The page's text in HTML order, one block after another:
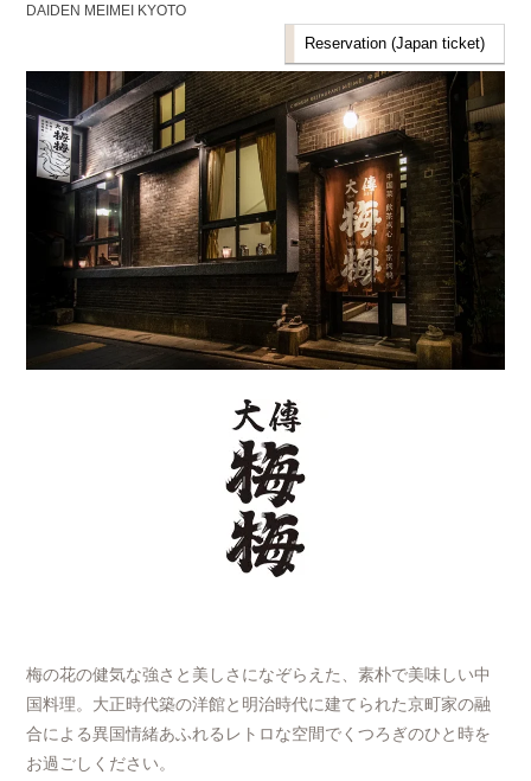
DAIDEN MEIMEI KYOTO
Reservation (Japan ticket)
梅の花の健気な強さと美しさになぞらえた、素朴で美味しい中
国料理。大正時代築の洋館と明治時代に建てられた京町家の融
合による異国情緒あふれるレトロな空間でくつろぎのひと時を
お過ごしください。